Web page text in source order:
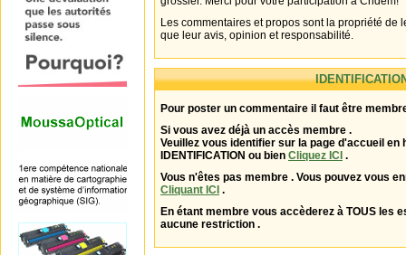
Les commentaires et propos sont la propriété de
que leur avis, opinion et responsabilité.
Pour poster un commentaire il faut être
Si vous avez déjà un accès membre .
Veuillez vous identifier sur la page d'accueil en
IDENTIFICATION ou bien Cliquez ICI .
Vous n'êtes pas membre . Vous pouvez vous
Cliquant ICI .
En étant membre vous accèderez à TOUS les
aucune restriction .